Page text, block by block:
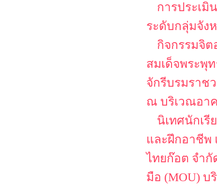
การประเมิ
ระดับกลุ่มจัง
กิจกรรมจิต
สมเด็จพระพุ
จักรีบรมราช
ณ บริเวณอา
นิเทศนักเ
และฝึกอาชีพ
ไทยก๊อต จำกั
มือ (MOU) บ